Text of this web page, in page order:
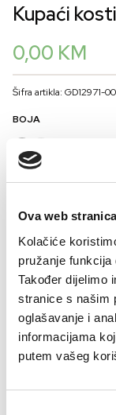
Ova web
Kolačiće
pružanje funkcija
Također dijelimo
stranice s našim
oglašavanje i
informacijama
putem vašeg
Kupaći
0,00 KM
Šifra artikla: GD12971-
BOJA
VELIČINA
36 38 40 42 44
Kalkulator
- +
Gornji dio je u
savremen i atraktivan